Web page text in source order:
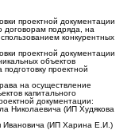
проектной документации
договорам подряда, на
конкурентных
проектной документации
объектов
проектной
на осуществление
капитального
документации:
Николаевича (ИП Худякова
Ивановича (ИП Харина Е.И.)